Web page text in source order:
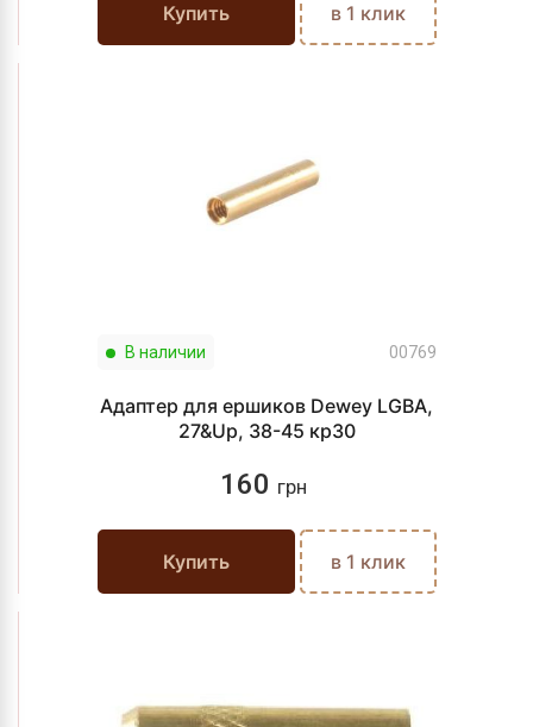
Купить в 1 клик
В наличии 00769
Адаптер для ершиков Dewey LGBA,
27&Up, 38-45 кр30
160 грн
Купить в 1 клик